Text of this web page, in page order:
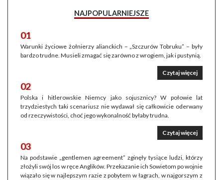
NAJPOPULARNIEJSZE
01
Warunki życiowe żołnierzy alianckich – „Szczurów Tobruku” – były
bardzo trudne. Musieli zmagać się zarówno z wrogiem, jak i pustynią.
Czytaj więcej
02
Polska i hitlerowskie Niemcy jako sojusznicy? W połowie lat
trzydziestych taki scenariusz nie wydawał się całkowicie oderwany
od rzeczywistości, choć jego wykonalność byłaby trudna.
Czytaj więcej
03
Na podstawie „gentlemen agreement” zginęły tysiące ludzi, którzy
złożyli swój los w ręce Anglików. Przekazanie ich Sowietom po wojnie
wiązało się w najlepszym razie z pobytem w łagrach, w najgorszym z